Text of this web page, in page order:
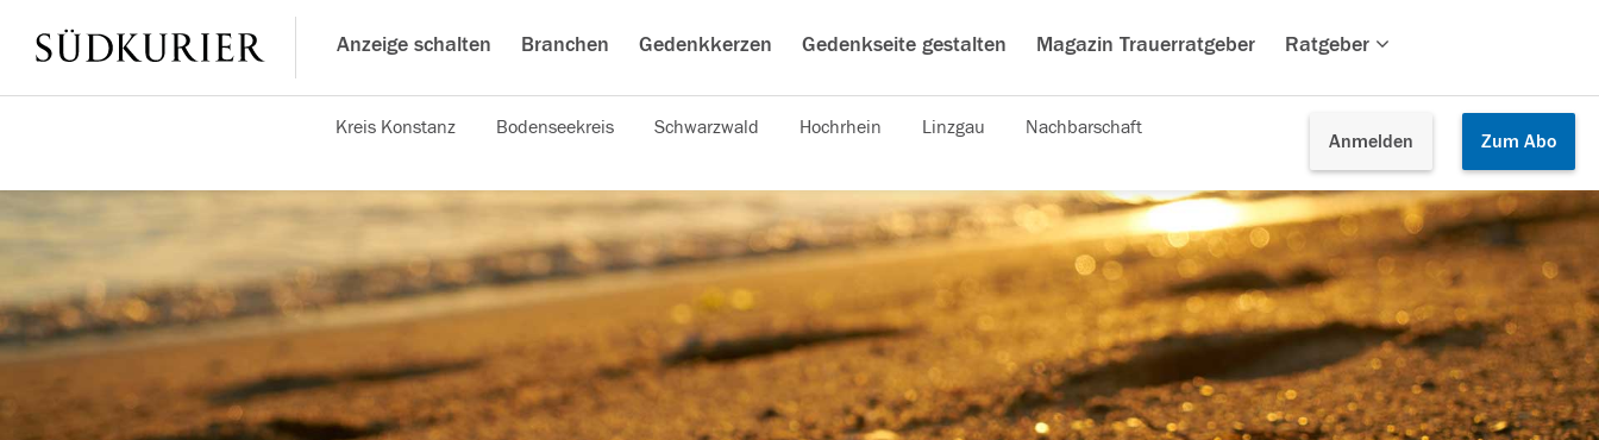
Anzeige schalten Branchen Gedenkkerzen Gedenkseite gestalten Magazin Trauerratgeber Ratgeber
Anmelden Zum Abo
Kreis Konstanz Bodenseekreis Schwarzwald Hochrhein Linzgau Nachbarschaft